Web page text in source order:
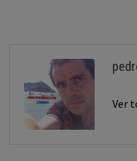
Ver